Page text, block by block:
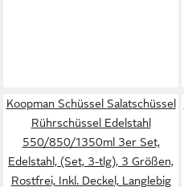
Koopman Schüssel Salatschüssel
Rührschüssel Edelstahl
550/850/1350ml 3er Set,
Edelstahl, (Set, 3-tlg), 3 Größen,
Rostfrei, Inkl. Deckel, Langlebig